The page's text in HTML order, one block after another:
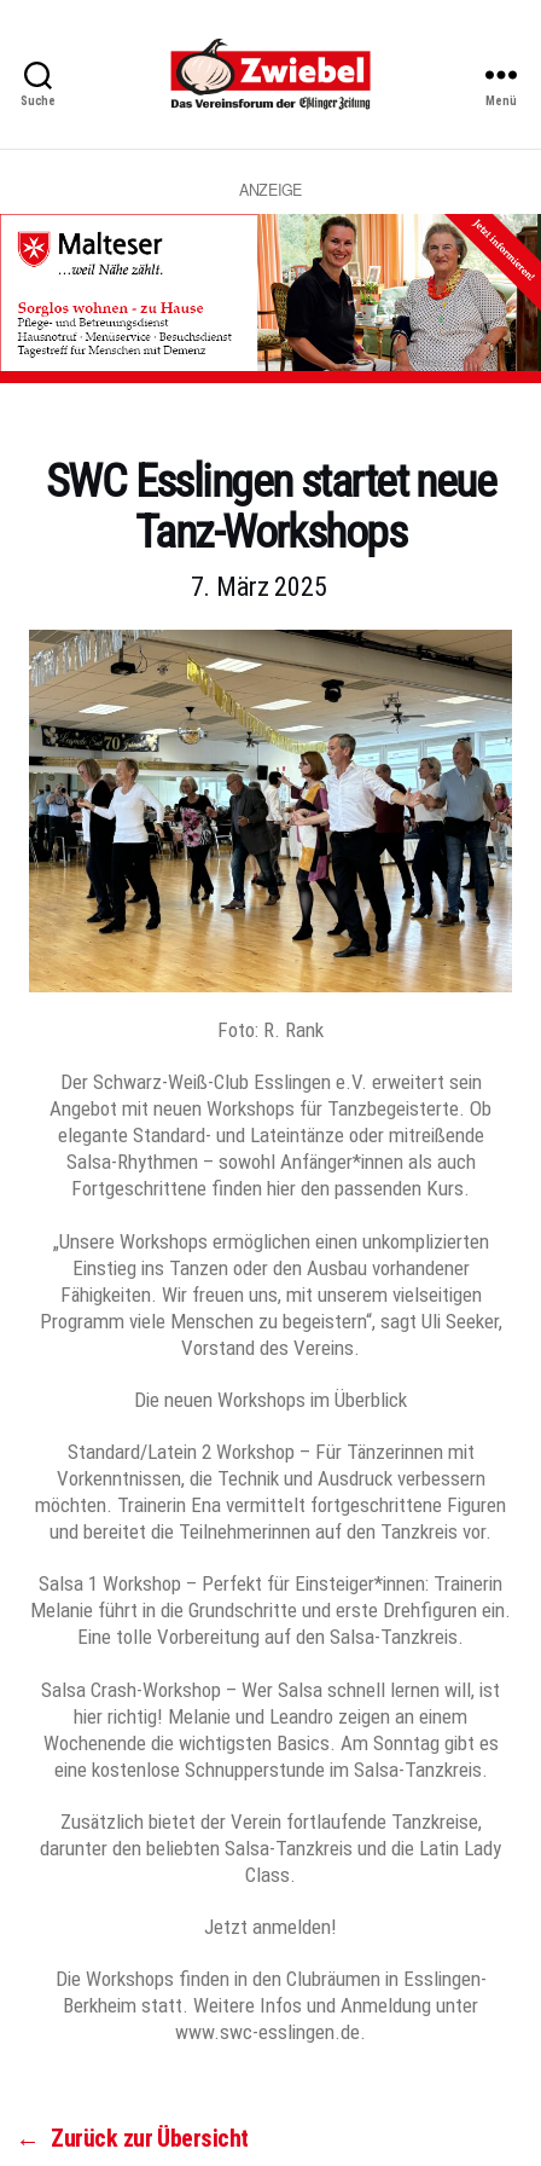
Suche
Vereinsforum
Eßlinger
Zeitung
Menü
ANZEIGE
Kategorien
SWC Esslingen startet neue
Tanz-Workshops
7. März 2025
Foto: R. Rank
Der Schwarz-Weiß-Club Esslingen e.V. erweitert sein
Angebot mit neuen Workshops für Tanzbegeisterte. Ob
elegante Standard- und Lateintänze oder mitreißende
Salsa-Rhythmen – sowohl Anfänger*innen als auch
Fortgeschrittene finden hier den passenden Kurs.
„Unsere Workshops ermöglichen einen unkomplizierten
Einstieg ins Tanzen oder den Ausbau vorhandener
Fähigkeiten. Wir freuen uns, mit unserem vielseitigen
Programm viele Menschen zu begeistern“, sagt Uli Seeker,
Vorstand des Vereins.
Die neuen Workshops im Überblick
Standard/Latein 2 Workshop – Für Tänzerinnen mit
Vorkenntnissen, die Technik und Ausdruck verbessern
möchten. Trainerin Ena vermittelt fortgeschrittene Figuren
und bereitet die Teilnehmerinnen auf den Tanzkreis vor.
Salsa 1 Workshop – Perfekt für Einsteiger*innen: Trainerin
Melanie führt in die Grundschritte und erste Drehfiguren ein.
Eine tolle Vorbereitung auf den Salsa-Tanzkreis.
Salsa Crash-Workshop – Wer Salsa schnell lernen will, ist
hier richtig! Melanie und Leandro zeigen an einem
Wochenende die wichtigsten Basics. Am Sonntag gibt es
eine kostenlose Schnupperstunde im Salsa-Tanzkreis.
Zusätzlich bietet der Verein fortlaufende Tanzkreise,
darunter den beliebten Salsa-Tanzkreis und die Latin Lady
Class.
Jetzt anmelden!
Die Workshops finden in den Clubräumen in Esslingen-
Berkheim statt. Weitere Infos und Anmeldung unter
www.swc-esslingen.de.
← Zurück zur Übersicht